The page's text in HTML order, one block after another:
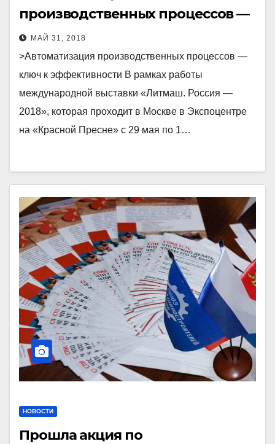
производственных процессов —
ключ к эффективности
МАЙ 31, 2018
>Автоматизация производственных процессов —
ключ к эффективности В рамках работы
международной выставки «Литмаш. Россия —
2018», которая проходит в Москве в Экспоцентре
на «Красной Пресне» с 29 мая по 1…
НОВОСТИ
Прошла акция по